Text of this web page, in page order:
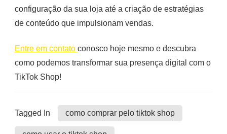
configuração da sua loja até a criação de estratégias
de conteúdo que impulsionam vendas.
Entre em contato conosco hoje mesmo e descubra
como podemos transformar sua presença digital com o
TikTok Shop!
Tagged In como comprar pelo tiktok shop